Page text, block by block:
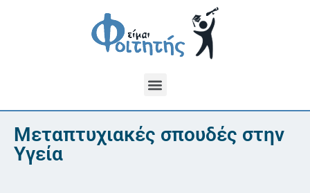
Μεταπτυχιακές σπουδές στην
Υγεία